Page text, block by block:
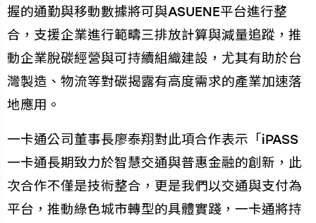
握的通勤與移動數據將可與ASUENE平台進行整
合，支援企業進行範疇三排放計算與減量追蹤，推
動企業脫碳經營與可持續組織建設，尤其有助於台
灣製造、物流等對碳揭露有高度需求的產業加速落
地應用。
一卡通公司董事長廖泰翔對此項合作表示「iPASS
一卡通長期致力於智慧交通與普惠金融的創新，此
次合作不僅是技術整合，更是我們以交通與支付為
平台，推動綠色城市轉型的具體實踐，一卡通將持